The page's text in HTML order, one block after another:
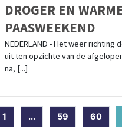
DROGER EN
PAASWEEKEND
NEDERLAND - Het weer richting
uit ten opzichte van de
na, [...]
1 ... 59 60